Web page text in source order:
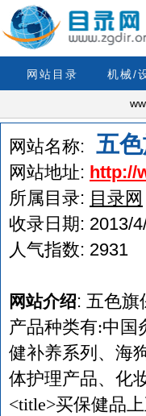
网站目录 机械/
网站名称: 五
网站地址: http://
所属目录: 目录网
收录日期: 2013/
人气指数: 2931
网站介绍: 五色旗
产品种类有:中国
健补养系列、海
体护理产品、化
<title>买保健品